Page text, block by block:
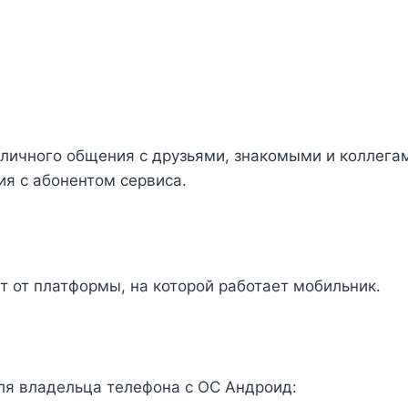
общения с друзьями, знакомыми и
с абонентом сервиса.
от платформы, на которой работает мобильник.
владельца телефона с ОС Андроид: